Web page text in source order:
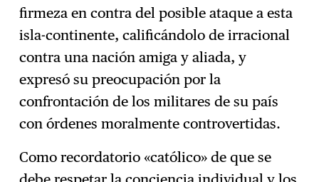
firmeza en contra del posible ataque a esta
isla-continente, calificándolo de irracional
contra una nación amiga y aliada, y
expresó su preocupación por la
confrontación de los militares de su país
con órdenes moralmente controvertidas.
Como recordatorio «católico» de que se